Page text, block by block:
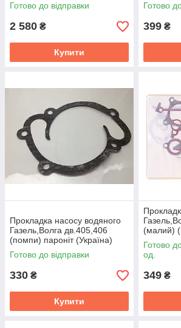
Готово до відправки
2 580 ₴
Купити
Готово
399 ₴
Прокладка насосу водяного
Газель,Волга дв.405,406
(помпи) паронiт (Україна)
406.1307049
Готово до відправки
330 ₴
Купити
(малий)
Готово
од.
349 ₴